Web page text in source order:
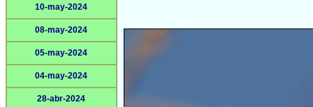
10-may-2024
08-may-2024
05-may-2024
04-may-2024
28-abr-2024